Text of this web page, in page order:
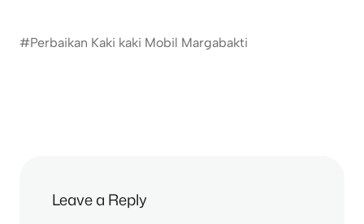
#Perbaikan Kaki kaki Mobil Margabakti
Leave a Reply